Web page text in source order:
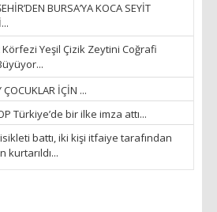
BURSA’YA KOCA SEYİT
Yeşil Çizik Zeytini Coğrafi
ÇOCUKLAR İÇİN ...
Türkiye’de bir ilke imza attı...
battı, iki kişi itfaiye tarafından
kurtarıldı...